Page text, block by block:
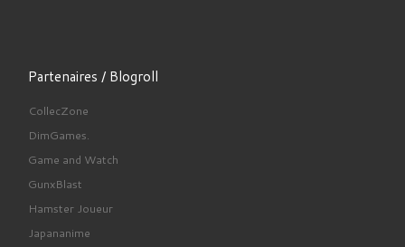
Partenaires / Blogroll
CollecZone
DimGames.
Game and Watch
GunxBlast
Hamster Joueur
Japananime